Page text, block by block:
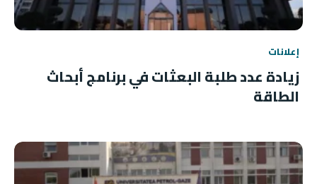
إعلانات
زيادة عدد طلبة البعثات في برنامج أبحاث
الطاقة